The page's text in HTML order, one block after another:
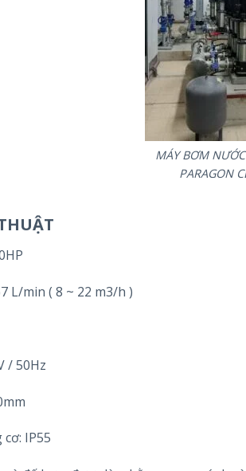
MÁY BƠM
PARAGON
L/min ( 8 ~ 22 m3/h )
/ 50Hz
IP55